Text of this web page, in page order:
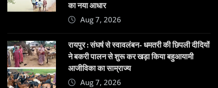
का नया आधार
Aug 7, 2026
रायपुर : संघर्ष से स्वावलंबन- धमतरी की छिपली दीदियों
ने बकरी पालन से शुरू कर खड़ा किया बहुआयामी
आजीविका का साम्राज्य
Aug 7, 2026